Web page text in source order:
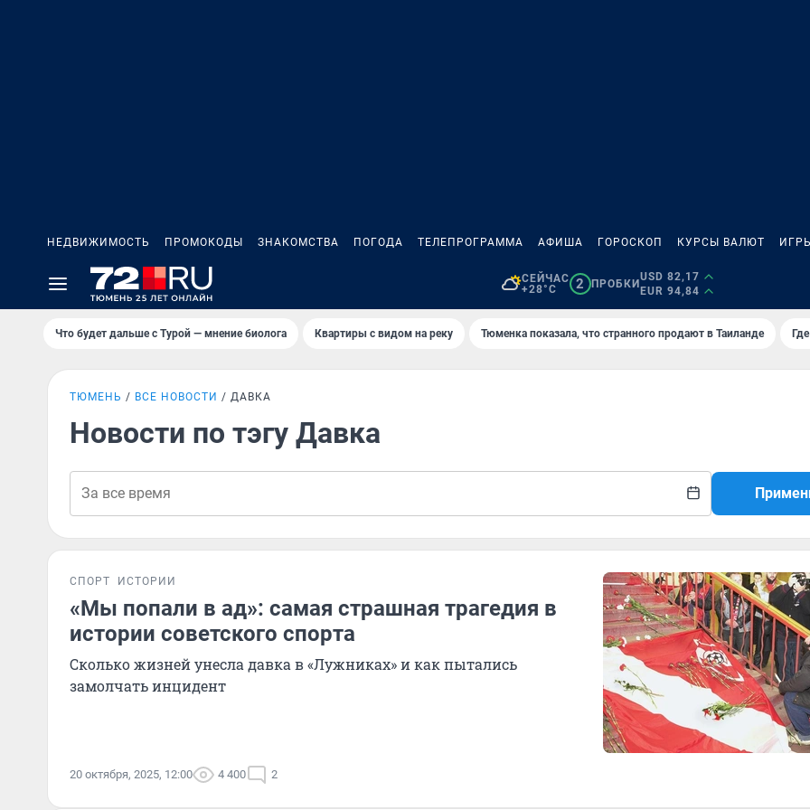
НЕДВИЖИМОСТЬ ПРОМОКОДЫ ЗНАКОМСТВА ПОГОДА ТЕЛЕПРОГРАММА АФИША ГОРОСКОП КУРСЫ ВАЛЮТ
СЕЙЧАС
+28°C
2 ПРОБКИ
USD 82,17
EUR 94,84
Что будет дальше с Турой — мнение биолога Квартиры с видом на реку Тюменка показала, что странного продают в Таиланде
ТЮМЕНЬ ВСЕ НОВОСТИ ДАВКА
Новости по тэгу Давка
СПОРТ ИСТОРИИ
«Мы попали в ад»: самая страшная трагедия в
истории советского спорта
Сколько жизней унесла давка в «Лужниках» и как пытались
замолчать инцидент
20 октября, 2025, 12:00 4 400 2